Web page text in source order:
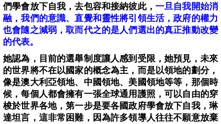
們學會放下自我，去包容和接納彼此， 一旦自我開始消
融，我們的意識、直覺和靈性將引領生活，政府的權力
也會隨之減弱，取而代之的是人們選出的真正推動改變
的代表。
她認為，目前的選舉制度讓人感到受限，她預見，未來
的世界將不在以國家的概念為主，而是以領地的劃分，
像是澳大利亞領地、中國領地、美國領地等等，那個時
候，每個人都會擁有一張全球通用護照，可以自由的穿
梭於世界各地，第一步是要各國政府學會放下自我，琳
達坦言，這非常困難，因為許多領導人往往不願意放棄